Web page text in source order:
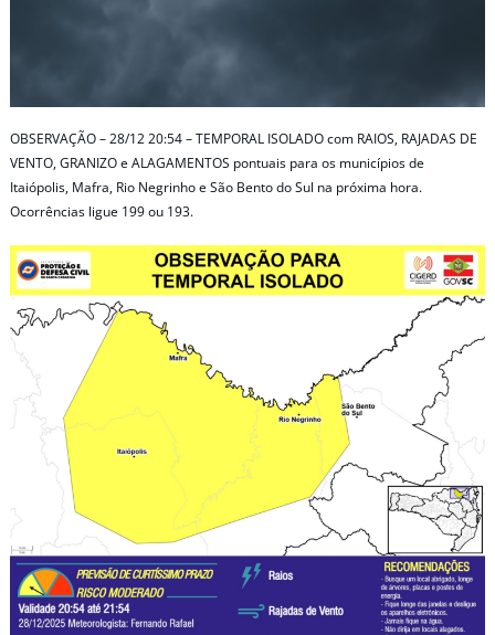
OBSERVAÇÃO – 28/12 20:54 – TEMPORAL ISOLADO com RAIOS, RAJADAS DE
VENTO, GRANIZO e ALAGAMENTOS pontuais para os municípios de
Itaiópolis, Mafra, Rio Negrinho e São Bento do Sul na próxima hora.
Ocorrências ligue 199 ou 193.